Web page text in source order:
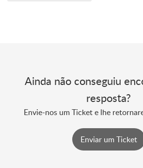
Ainda não conseguiu
resposta?
Envie-nos um Ticket e lhe
Enviar um Ticket